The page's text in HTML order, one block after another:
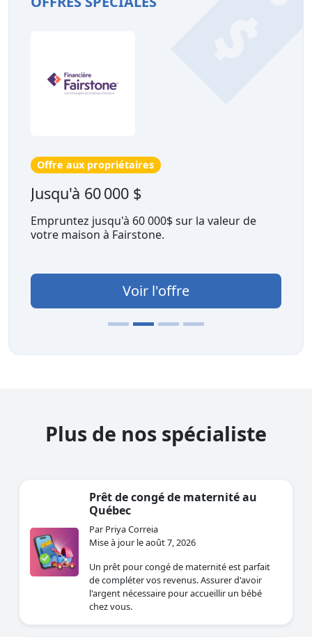
Offre aux propriétaires
Jusqu'à 60 000 $
Empruntez jusqu'à 60 000$ sur la valeur de
votre maison à Fairstone.
Voir l'offre
Plus de nos spécialiste
Prêt de congé de maternité au
Québec
Par Priya Correia
Mise à jour le août 7, 2026
Un prêt pour congé de maternité est parfait
de compléter vos revenus. Assurer d'avoir
l'argent nécessaire pour accueillir un bébé
chez vous.